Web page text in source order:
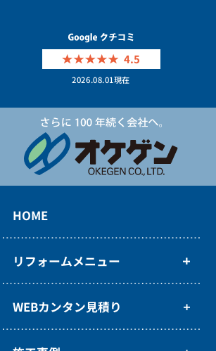
4.5
2026.08.01現在
HOME
リフォームメニュー
WEBカンタン見積り